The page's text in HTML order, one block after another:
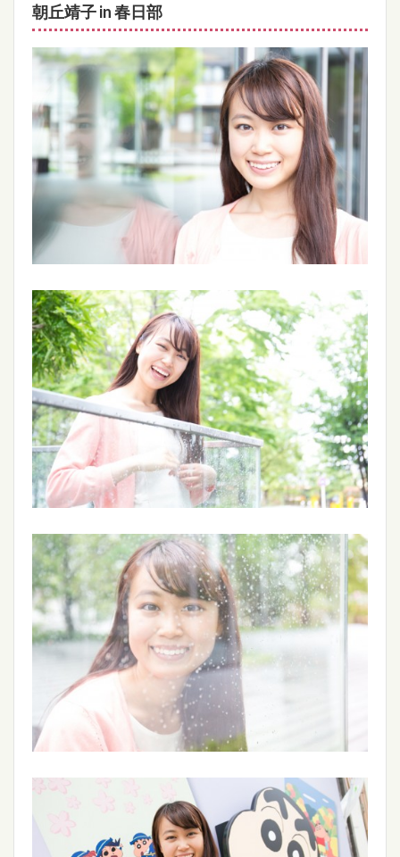
朝丘靖子 in 春日部